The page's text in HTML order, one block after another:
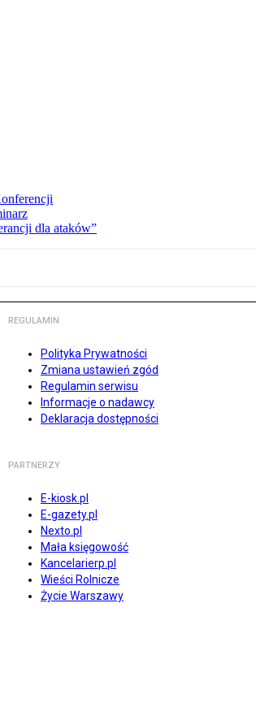
dla ataków”
REGULAMIN
Polityka Prywatności
Zmiana ustawień zgód
Regulamin serwisu
Informacje o nadawcy
Deklaracja dostępności
PARTNERZY
E-kiosk.pl
E-gazety.pl
Nexto.pl
Mała księgowość
Kancelarierp.pl
Wieści Rolnicze
Życie Warszawy